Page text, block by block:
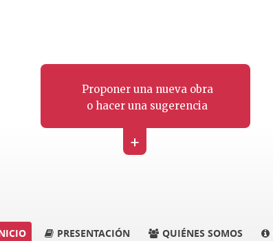
Proponer una nueva obra
o hacer una sugerencia
+
PRESENTACIÓN QUIÉNES SOMOS